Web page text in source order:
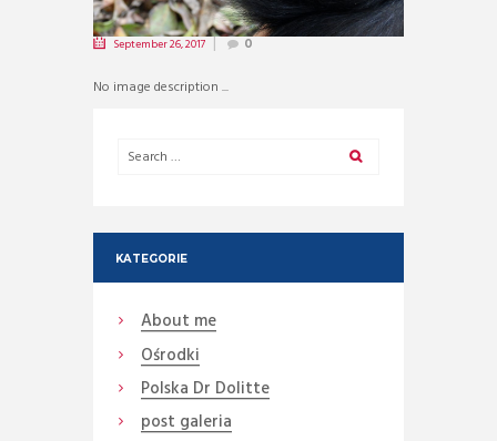
September 26, 2017 0
No image description ...
KATEGORIE
About me
Ośrodki
Polska Dr Dolitte
post galeria